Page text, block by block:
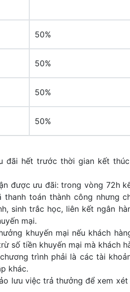
50%
50%
50%
50%
hết trước thời gian kết thúc
được ưu đãi: trong vòng 72h
thanh toán thành công nhưng
sinh trắc học, liên kết ngân
mại.
khuyến mại nếu khách
số tiền khuyến mại mà khách
trình phải là các tài
khác.
lưu việc trả thưởng để xem